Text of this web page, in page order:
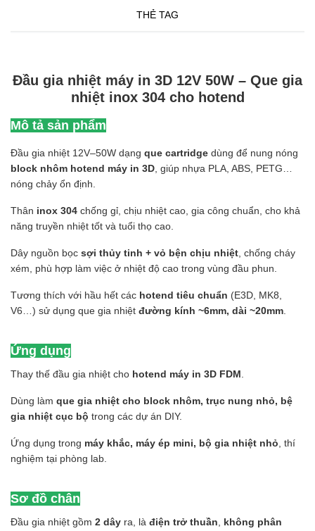
THẺ TAG
Đầu gia nhiệt máy in 3D 12V 50W – Que gia
nhiệt inox 304 cho hotend
Mô tả sản phẩm
Đầu gia nhiệt 12V–50W dạng que cartridge dùng để nung nóng
block nhôm hotend máy in 3D , giúp nhựa PLA, ABS, PETG…
nóng chảy ổn định.
Thân inox 304 chống gỉ, chịu nhiệt cao, gia công chuẩn, cho khả
năng truyền nhiệt tốt và tuổi thọ cao.
Dây nguồn bọc sợi thủy tinh + vỏ bện chịu nhiệt , chống cháy
xém, phù hợp làm việc ở nhiệt độ cao trong vùng đầu phun.
Tương thích với hầu hết các hotend tiêu chuẩn (E3D, MK8,
V6…) sử dụng que gia nhiệt đường kính ~6mm, dài ~20mm
Ứng dụng
Thay thế đầu gia nhiệt cho hotend máy in 3D FDM
Dùng làm que gia nhiệt cho block nhôm, trục nung nhỏ, bệ
gia nhiệt cục bộ trong các dự án DIY.
Ứng dụng trong máy khắc, máy ép mini, bộ gia nhiệt nhỏ , thí
nghiệm tại phòng lab.
Sơ đồ chân
Đầu gia nhiệt gồm 2 dây ra, là điện trở thuần
không phân